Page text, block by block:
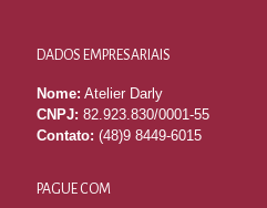
DADOS EMPRESARIAIS
Nome: Atelier Darly
CNPJ: 82.923.830/0001-55
Contato: (48)9 8449-6015
PAGUE COM